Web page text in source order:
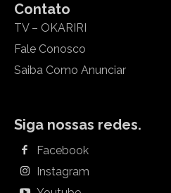
Contato
TV – OKARIRI
Fale Conosco
Saiba Como Anunciar
Siga nossas redes.
Facebook
Instagram